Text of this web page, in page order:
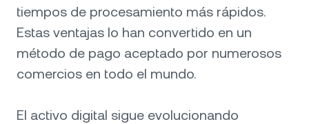
tiempos de procesamiento más rápidos.
Estas ventajas lo han convertido en un
método de pago aceptado por numerosos
comercios en todo el mundo.
El activo digital sigue evolucionando